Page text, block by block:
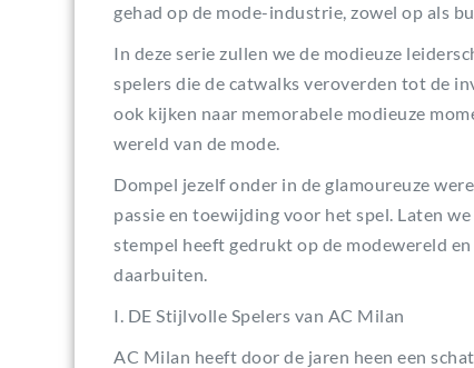
gehad op de mode-industrie, zowel op als
In deze serie zullen we de modieuze
spelers die de catwalks veroverden tot de
ook kijken naar memorabele modieuze
wereld van de mode.
Dompel jezelf onder in de glamoureuze
passie en toewijding voor het spel. Laten
stempel heeft gedrukt op de modewereld
daarbuiten.
I. DE Stijlvolle Spelers van AC Milan
AC Milan heeft door de jaren heen een